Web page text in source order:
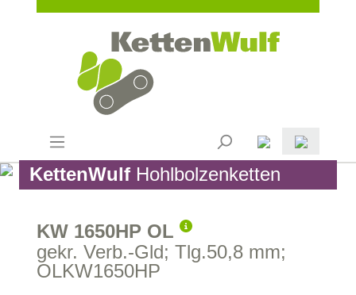
KettenWulfHohlbolzenketten
KW 1650HP OL
gekr. Verb.-Gld; Tlg.50,8 mm;
OLKW1650HP